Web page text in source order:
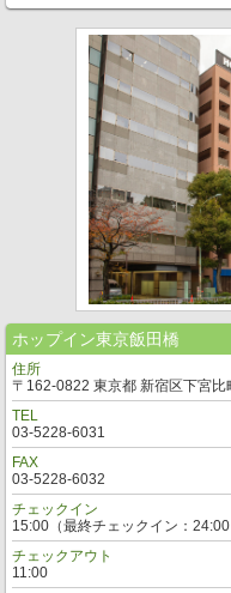
ホップイン東京飯田橋
住所
〒162-0822 東京都 新宿区下宮比
TEL
03-5228-6031
FAX
03-5228-6032
チェックイン
15:00（最終チェックイン：24:00
チェックアウト
11:00